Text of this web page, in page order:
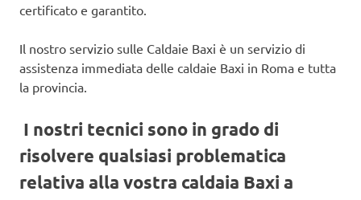
certificato e garantito.
Il nostro servizio sulle Caldaie Baxi è un servizio di
assistenza immediata delle caldaie Baxi in Roma e tutta
la provincia.
I nostri tecnici sono in grado di
risolvere qualsiasi problematica
relativa alla vostra caldaia Baxi a